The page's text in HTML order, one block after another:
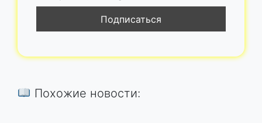
Похожие новости: